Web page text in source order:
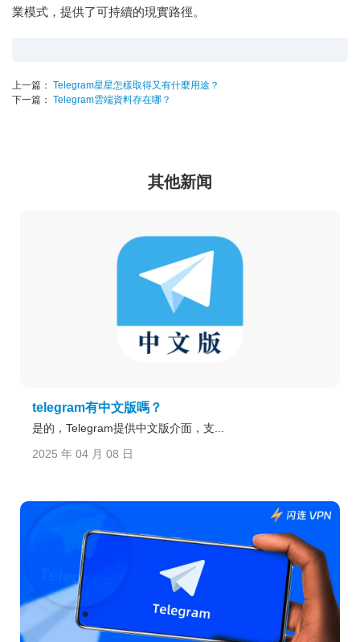
業模式，提供了可持續的現實路徑。
上一篇： Telegram星星怎樣取得又有什麼用途？
下一篇： Telegram雲端資料存在哪？
其他新闻
telegram有中文版嗎？
是的，Telegram提供中文版介面，支...
2025 年 04 月 08 日